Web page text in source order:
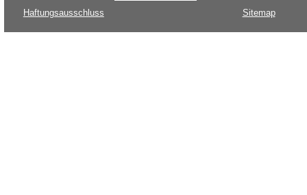
Haftungsausschluss Sitemap